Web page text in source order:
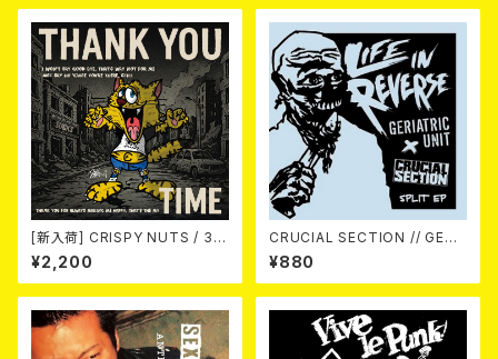
[新入荷] CRISPY NUTS / 30t
h Anniversary Vol.1 (7"EP)
¥2,200
CRUCIAL SECTION // GERI
ATRIC UNIT / Life In Rever
¥880